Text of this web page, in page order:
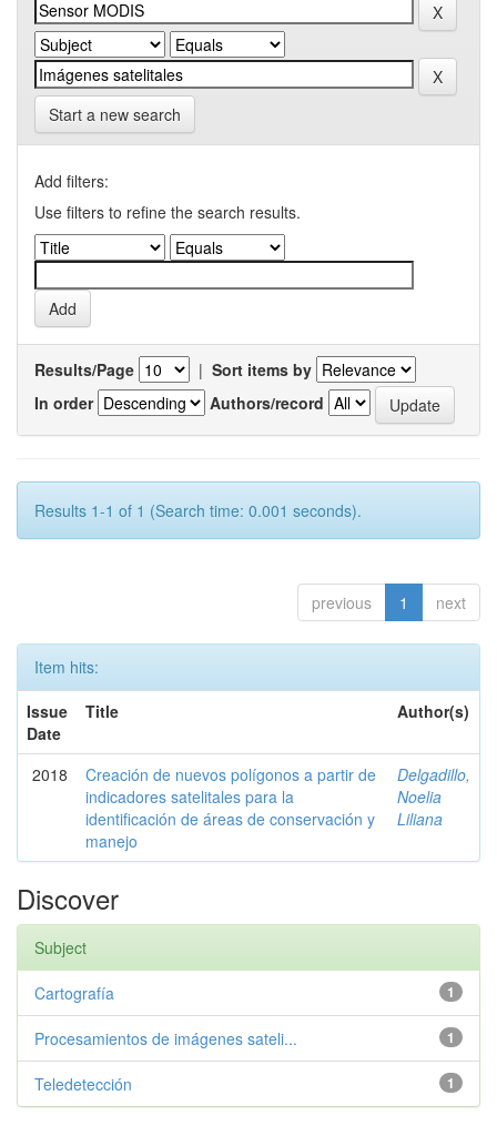
Start a new search
Add filters:
Use filters to refine the search results.
Results/Page | Sort items by
In order
Authors/record
Results 1-1 of 1 (Search time: 0.001 seconds).
previous 1 next
Item hits:
Issue
Date
Title Author(s)
2018
Creación de nuevos polígonos a partir de
indicadores satelitales para la
identificación de áreas de conservación y
manejo
Delgadillo,
Noelia
Liliana
Discover
Subject
1
Cartografía
1
Procesamientos de imágenes sateli...
1
Teledetección